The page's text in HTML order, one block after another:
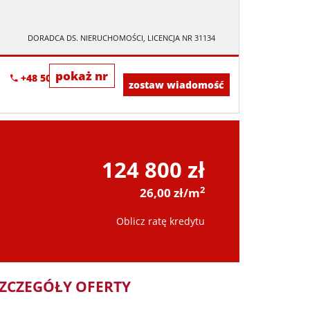
DORADCA DS. NIERUCHOMOŚCI, LICENCJA NR 31134
pokaż nr
+48 507-668-087
zostaw wiadomość
124 800 zł
26,00 zł/m2
Oblicz ratę kredytu
OFERTY